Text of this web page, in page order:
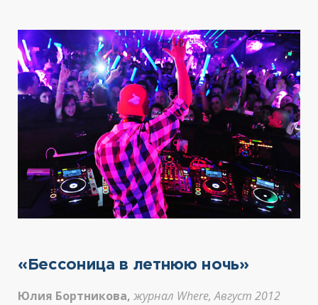
«Бессоница в летнюю ночь»
Юлия Бортникова, журнал Where, Август 2012